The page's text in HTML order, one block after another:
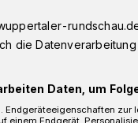
börse“, das
September 2024)
Uhr an der
die
Daten, um
Endgeräteeigenschaften zur